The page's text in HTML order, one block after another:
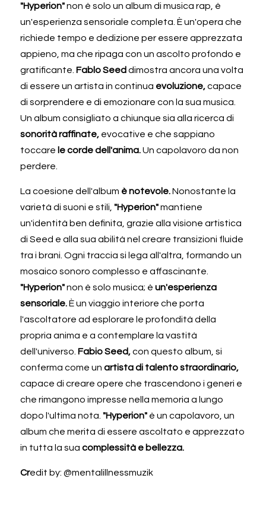
"Hyperion" non è solo un album di musica rap, è
un'esperienza sensoriale completa. È un'opera che
richiede tempo e dedizione per essere apprezzata
appieno, ma che ripaga con un ascolto profondo e
gratificante. Fablo Seed dimostra ancora una volta
di essere un artista in continua evoluzione, capace
di sorprendere e di emozionare con la sua musica.
sonorità raffinate, evocative e che sappiano
toccare le corde dell'anima. Un capolavoro da non
perdere.
La coesione dell'album è notevole. Nonostante la
varietà di suoni e stili, "Hyperion" mantiene
un'identità ben definita, grazie alla visione artistica
di Seed e alla sua abilità nel creare transizioni fluide
tra i brani. Ogni traccia si lega all'altra, formando un
"Hyperion" non è solo musica; è un'esperienza
sensoriale. Èun viaggio interiore che porta
l'ascoltatore ad esplorare le profondità della
propria anima e a contemplare la vastità
dell'universo. Fabio Seed, con questo album, si
conferma come un
capace di creare opere che trascendono i generi e
che rimangono impresse nella memoria a lungo
dopo l'ultima nota. "Hyperion" è un capolavoro, un
album che merita di essere ascoltato e apprezzato
in tutta la sua complessità e bellezza.
Credit by: @mentalillnessmuzik